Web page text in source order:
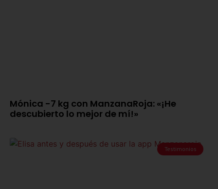
Mónica -7 kg con ManzanaRoja: «¡He
descubierto lo mejor de mí!»
Testimonios